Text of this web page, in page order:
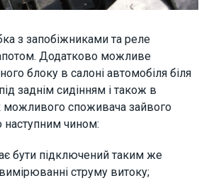
з запобіжниками та реле
Додатково можливе
блоку в салоні автомобіля біля
заднім сидінням і також в
споживача зайвого
чином:
бути підключений таким же
струму витоку;